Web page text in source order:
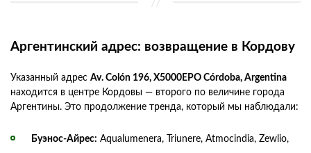
Аргентинский адрес: возвращение в Кордову
Указанный адрес Av. Colón 196, X5000EPO Córdoba, Argentina
находится в центре Кордовы — второго по величине города
Аргентины. Это продолжение тренда, который мы наблюдали:
Буэнос-Айрес: Aqualumenera, Triunere, Atmocindia, Zewlio,